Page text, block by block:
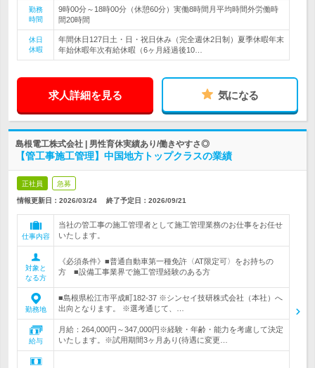
勤務
時間
9時00分～18時00分（休憩60分）実働8時間月平均時間外労働時
間20時間
休日
休暇
年間休日127日土・日・祝日休み（完全週休2日制）夏季休暇年末
年始休暇年次有給休暇（6ヶ月経過後10…
求人詳細を見る 気になる
島根電工株式会社 | 男性育休実績あり/働きやすさ◎
【管工事施工管理】中国地方トップクラスの業績
正社員 急募
情報更新日：2026/03/24 終了予定日： 2026/09/21
仕事内容
当社の管工事の施工管理者として施工管理業務のお仕事をお任せ
いたします。
対象と
なる方
《必須条件》■普通自動車第一種免許〈AT限定可〉をお持ちの
方 ■設備工事業界で施工管理経験のある方
勤務地
■島根県松江市平成町182-37 ※シンセイ技研株式会社（本社）へ
出向となります。 ※選考通じて、…
給与
月給：264,000円～347,000円※経験・年齢・能力を考慮して決定
いたします。※試用期間3ヶ月あり(待遇に変更…